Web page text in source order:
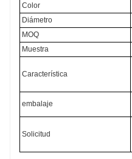
Color
Diámetro
MOQ
Muestra
Característica
embalaje
Solicitud